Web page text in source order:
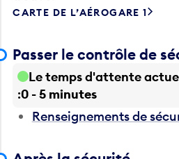
CARTE DE L’AÉROGARE 1
Passer le contrôle de
Le temps d'attente
0 - 5 minutes
Renseignements de